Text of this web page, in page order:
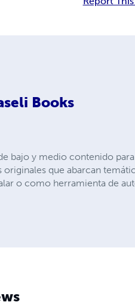
Books
bajo y medio contenido
que abarcan
o como herramienta de